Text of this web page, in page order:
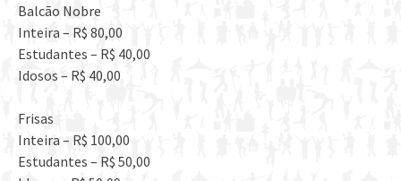
Balcão Nobre
Inteira – R$ 80,00
Estudantes – R$ 40,00
Idosos – R$ 40,00
Frisas
Inteira – R$ 100,00
Estudantes – R$ 50,00